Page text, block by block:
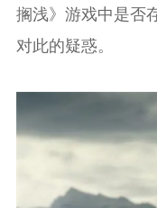
搁浅》游戏中是否
对此的疑惑。